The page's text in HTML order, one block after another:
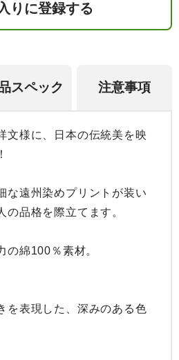
りに登録する
スペック 注意事項
文様に、日本の伝統美を映
な遠州染めプリントが装い
の品格を際立てます。
の綿100％素材。
を表現した、深みのある色